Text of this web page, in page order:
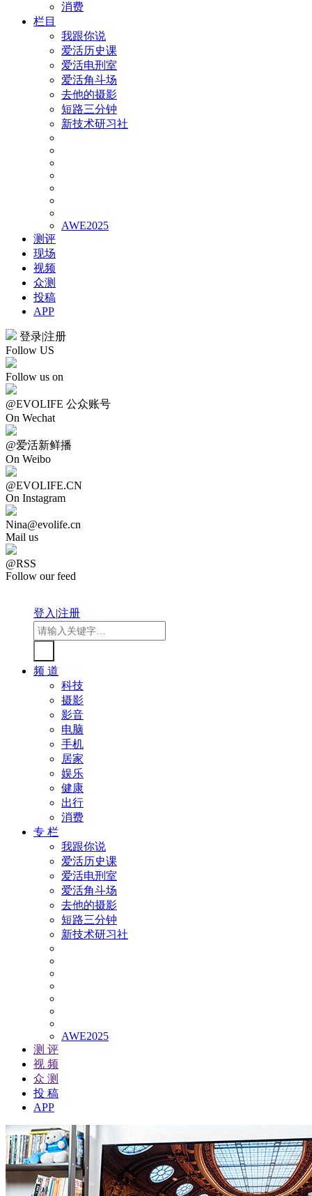
消费
栏目
我跟你说
爱活历史课
爱活电刑室
爱活角斗场
去他的摄影
短路三分钟
新技术研习社
AWE2025
测评
现场
视频
众测
投稿
APP
登录|注册
Follow US
Follow us on
@EVOLIFE 公众账号
On Wechat
@爱活新鲜播
On Weibo
@EVOLIFE.CN
On Instagram
Nina@evolife.cn
Mail us
@RSS
Follow our feed
登入|注册
频 道
科技
摄影
影音
电脑
手机
居家
娱乐
健康
出行
消费
专 栏
我跟你说
爱活历史课
爱活电刑室
爱活角斗场
去他的摄影
短路三分钟
新技术研习社
AWE2025
测 评
视 频
众 测
投 稿
APP